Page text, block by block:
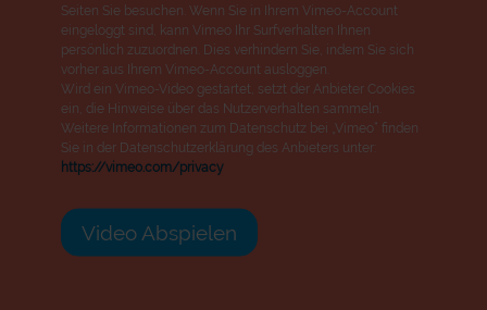
Seiten Sie besuchen. Wenn Sie in Ihrem Vimeo-Account
eingeloggt sind, kann Vimeo Ihr Surfverhalten Ihnen
persönlich zuzuordnen. Dies verhindern Sie, indem Sie sich
vorher aus Ihrem Vimeo-Account ausloggen.
Wird ein Vimeo-Video gestartet, setzt der Anbieter Cookies
ein, die Hinweise über das Nutzerverhalten sammeln.
Weitere Informationen zum Datenschutz bei „Vimeo“ finden
Sie in der Datenschutzerklärung des Anbieters unter:
https://vimeo.com/privacy
Video Abspielen